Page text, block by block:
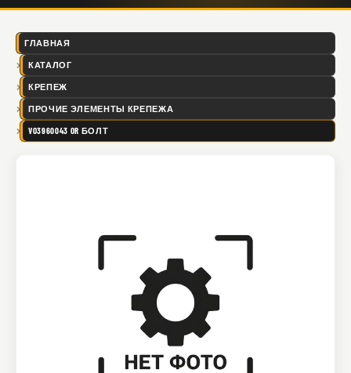
ГЛАВНАЯ
КАТАЛОГ
КРЕПЕЖ
ПРОЧИЕ ЭЛЕМЕНТЫ КРЕПЕЖА
VO3960043 OR БОЛТ